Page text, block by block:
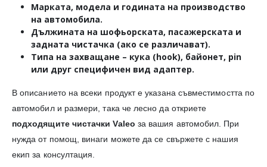
Марката, модела и годината на производство
на автомобила.
Дължината на шофьорската, пасажерската и
задната чистачка (ако се различават).
Типа на захващане – кука (hook), байонет, pin
или друг специфичен вид адаптер.
В описанието на всеки продукт е указана съвместимостта по
автомобил и размери, така че лесно да откриете
подходящите чистачки Valeo за вашия автомобил. При
нужда от помощ, винаги можете да се свържете с нашия
екип за консултация.